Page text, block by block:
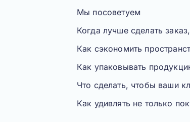
Мы посоветуем
Когда лучше сделать
Как сэкономить
Как упаковывать
Что сделать, чтобы ваши
Как удивлять не только